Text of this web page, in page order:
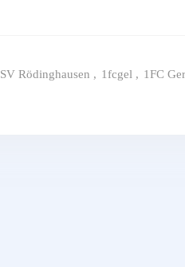
SV Rödinghausen , 1fcgel , 1FC